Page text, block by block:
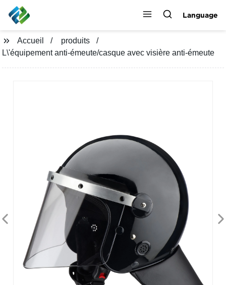
Language
Accueil
produits
L\'équipement anti-émeute/casque avec visière anti-émeute